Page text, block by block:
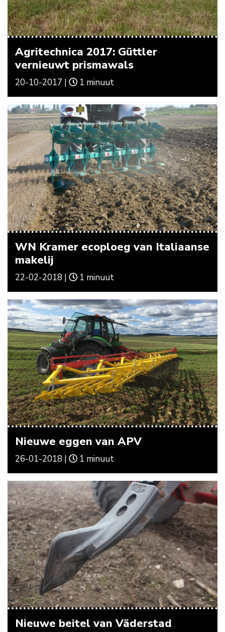
Agritechnica 2017: Güttler
vernieuwt prismawals
20-10-2017 | 1 minuut
WN Kramer ecoploeg van Italiaanse
makelij
22-02-2018 | 1 minuut
Nieuwe eggen van APV
26-01-2018 | 1 minuut
Nieuwe beitel van Väderstad